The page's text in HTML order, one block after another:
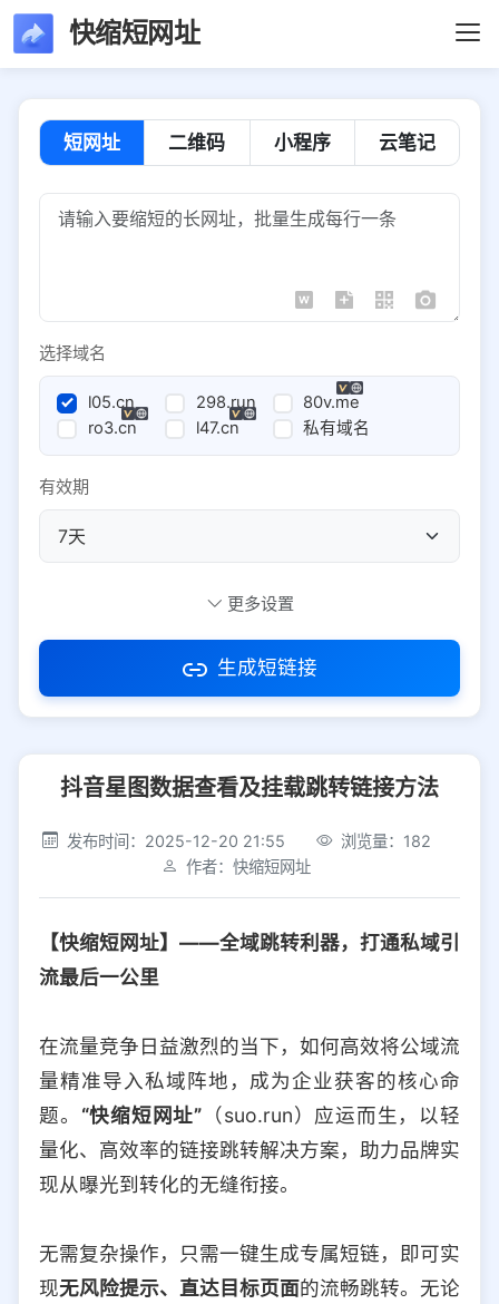
快缩短网址
短网址 二维码 小程序 云笔记
选择域名
l05.cn 298.run
80v.me
ro3.cn
l47.cn 私有域名
有效期
访问密码
社交平台 电商平台
选择防红平台类型，避免链接被拦截
iOS Android
更多设置
生成短链接
抖音星图数据查看及挂载跳转链接方法
发布时间：2025-12-20 21:55
浏览量：182
作者：快缩短网址
【快缩短网址】——全域跳转利器，打通私域引
流最后一公里
在流量竞争日益激烈的当下，如何高效将公域流
量精准导入私域阵地，成为企业获客的核心命
题。 “快缩短网址” （suo.run）应运而生，以轻
量化、高效率的链接跳转解决方案，助力品牌实
现从曝光到转化的无缝衔接。
无需复杂操作，只需一键生成专属短链，即可实
现无风险提示、直达目标页面的流畅跳转。无论